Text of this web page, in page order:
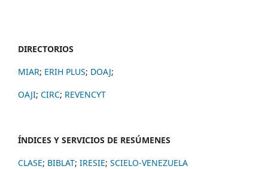
DIRECTORIOS
MIAR; ERIH PLUS; DOAJ;
OAJI; CIRC; REVENCYT
ÍNDICES Y SERVICIOS DE RESÚMENES
CLASE; BIBLAT; IRESIE; SCIELO-VENEZUELA